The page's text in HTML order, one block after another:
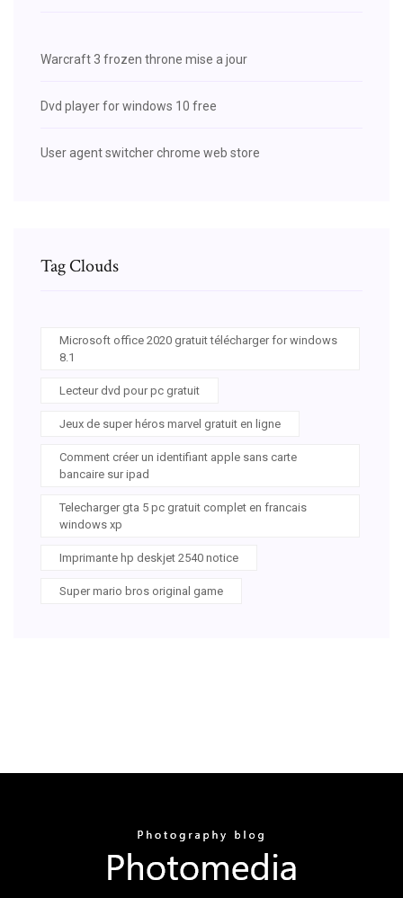
Warcraft 3 frozen throne mise a jour
Dvd player for windows 10 free
User agent switcher chrome web store
Tag Clouds
Microsoft office 2020 gratuit télécharger for windows
8.1
Lecteur dvd pour pc gratuit
Jeux de super héros marvel gratuit en ligne
Comment créer un identifiant apple sans carte
bancaire sur ipad
Telecharger gta 5 pc gratuit complet en francais
windows xp
Imprimante hp deskjet 2540 notice
Super mario bros original game